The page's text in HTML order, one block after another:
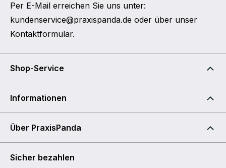
Per E-Mail erreichen Sie uns unter:
kundenservice@praxispanda.de oder über unser
Kontaktformular.
Shop-Service
Informationen
Über PraxisPanda
Sicher bezahlen